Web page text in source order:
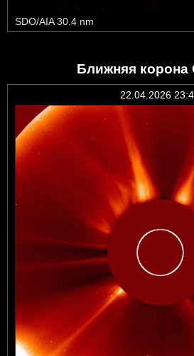
SDO/AIA 30.4 nm
Ближняя корона
22.04.2026